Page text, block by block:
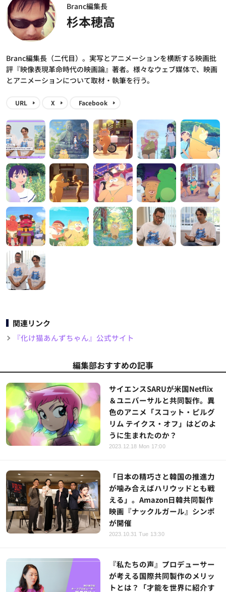
Branc編集長
杉本穂高
Branc編集長（二代目）。実写とアニメーションを横断する映画批
評『映像表現革命時代の映画論』著者。様々なウェブ媒体で、映画
とアニメーションについて取材・執筆を行う。
URL X Facebook
関連リンク
『化け猫あんずちゃん』公式サイト
編集部おすすめの記事
サイエンスSARUが米国Netflix
＆ユニバーサルと共同製作。異
色のアニメ「スコット・ピルグ
リム テイクス・オフ」はどのよ
うに生まれたのか？
2023.12.18 Mon 17:00
「日本の精巧さと韓国の推進力
が噛み合えばハリウッドとも戦
える」。Amazon日韓共同製作
映画『ナックルガール』シンポ
が開催
2023.10.31 Tue 13:30
『私たちの声』プロデューサー
が考える国際共同製作のメリッ
トとは？「才能を世界に紹介す